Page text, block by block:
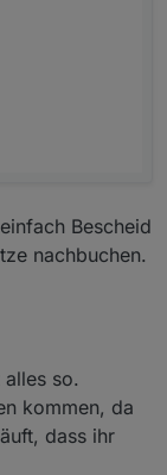
Bescheid
nachbuchen.
so.
kommen, da
dass ihr